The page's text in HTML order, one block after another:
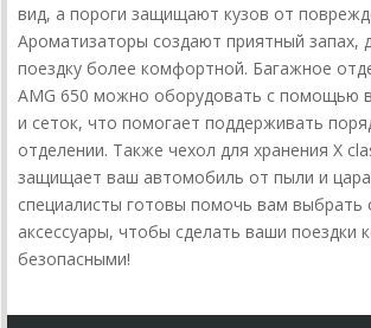
вид, а пороги защищают кузов от
Ароматизаторы создают приятный запах,
поездку более комфортной. Багажное
AMG 650 можно оборудовать с помощью
и сеток, что помогает поддерживать
отделении. Также чехол для хранения X
защищает ваш автомобиль от пыли и
специалисты готовы помочь вам выбрать
аксессуары, чтобы сделать ваши поездки
безопасными!